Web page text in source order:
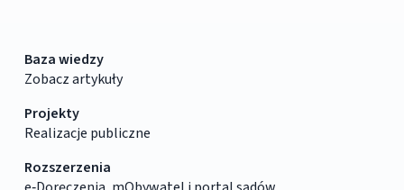
Baza wiedzy
Zobacz artykuły
Projekty
Realizacje publiczne
Rozszerzenia